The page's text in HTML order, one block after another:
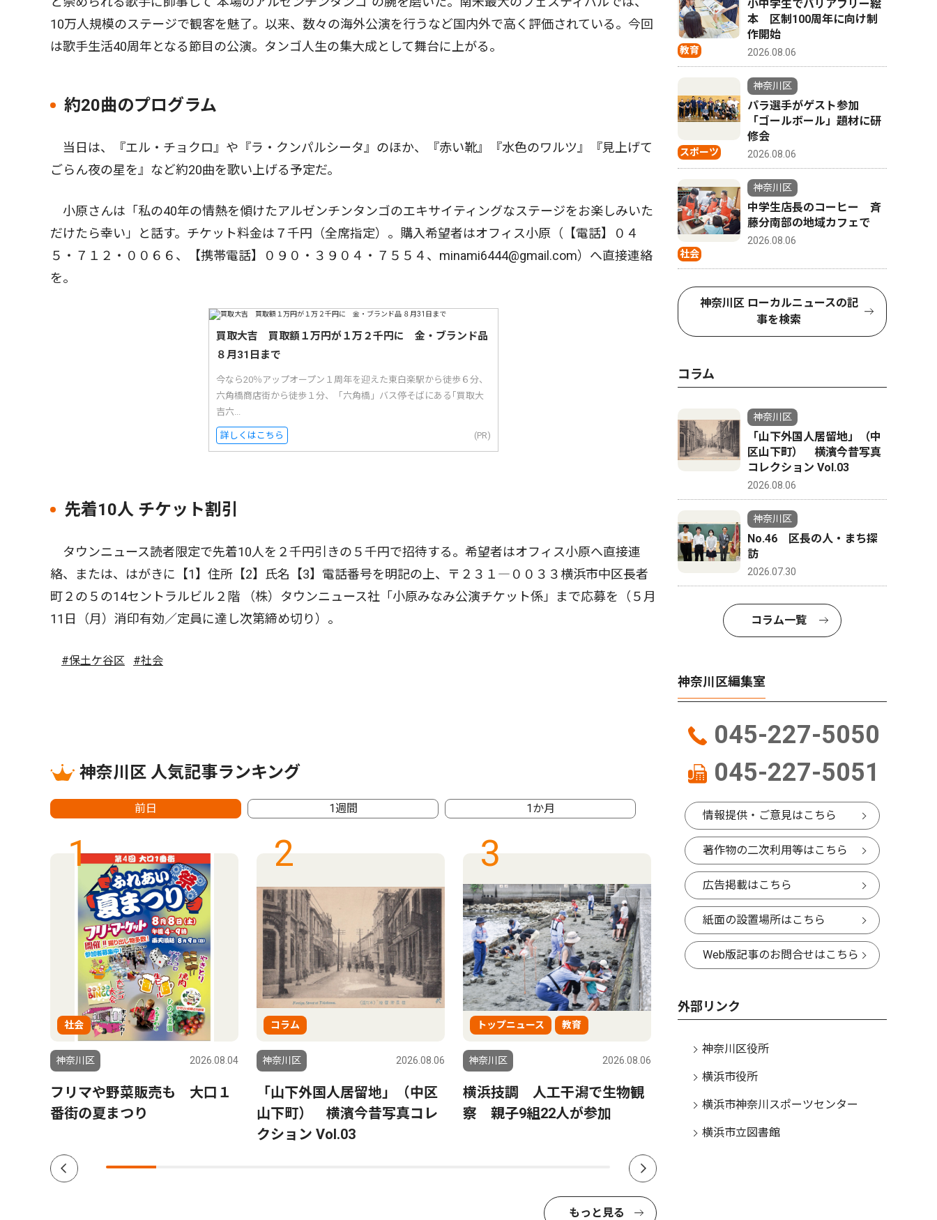
10万人規模のステージで観客を魅了。以来、数々の海外公演を行うなど国内外で高く評価されている。今回
は歌手生活40周年となる節目の公演。タンゴ人生の集大成として舞台に上がる。
約20曲のプログラム
当日は、『エル・チョクロ』や『ラ・クンパルシータ』のほか、『赤い靴』『水色のワルツ』『見上げて
ごらん夜の星を』など約20曲を歌い上げる予定だ。
小原さんは「私の40年の情熱を傾けたアルゼンチンタンゴのエキサイティングなステージをお楽しみいた
だけたら幸い」と話す。チケット料金は７千円（全席指定）。購入希望者はオフィス小原（【電話】０４
５・７１２・００６６、【携帯電話】０９０・３９０４・７５５４、minami6444@gmail.com）へ直接連絡
を。
買取大吉 買取額１万円が１万２千円に 金・ブランド品
８月31日まで
今なら20％アップオープン１周年を迎えた東白楽駅から徒歩６分、
六角橋商店街から徒歩１分、「六角橋」バス停そばにある｢買取大
吉六...
詳しくはこちら (PR)
先着10人 チケット割引
タウンニュース読者限定で先着10人を２千円引きの５千円で招待する。希望者はオフィス小原へ直接連
絡、または、はがきに【1】住所【2】氏名【3】電話番号を明記の上、〒２３１―００３３横浜市中区長者
町２の５の14セントラルビル２階 （株）タウンニュース社「小原みなみ公演チケット係」まで応募を（５月
11日（月）消印有効／定員に達し次第締め切り）。
#保土ケ谷区 #社会
神奈川区 人気記事ランキング
前日 1週間 1か月
1
社会
神奈川区 2026.08.04
フリマや野菜販売も 大口１
番街の夏まつり
2
コラム
神奈川区 2026.08.06
「山下外国人居留地」（中区
山下町） 横濱今昔写真コレ
クション Vol.03
3
トップニュース 教育
神奈川区 2026.08.06
横浜技調 人工干潟で生物観
察 親子9組22人が参加
4
本の地震受け募金活動
もっと見る
教育
小中学生でバリアフリー絵
本 区制100周年に向け制
作開始
2026.08.06
スポーツ
神奈川区
パラ選手がゲスト参加
「ゴールボール」題材に研
修会
2026.08.06
社会
神奈川区
中学生店長のコーヒー 斉
藤分南部の地域カフェで
2026.08.06
神奈川区 ローカルニュースの記
事を検索
コラム
神奈川区
「山下外国人居留地」（中
区山下町） 横濱今昔写真
コレクション Vol.03
2026.08.06
神奈川区
No.46 区長の人・まち探
訪
2026.07.30
コラム一覧
神奈川区編集室
045-227-5050
045-227-5051
情報提供・ご意見はこちら
著作物の二次利用等はこちら
広告掲載はこちら
紙面の設置場所はこちら
Web版記事のお問合せはこちら
外部リンク
神奈川区役所
横浜市役所
横浜市神奈川スポーツセンター
横浜市立図書館